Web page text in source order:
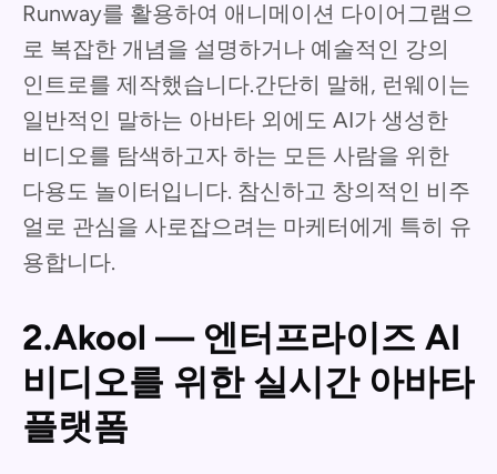
Runway를 활용하여 애니메이션 다이어그램으
로 복잡한 개념을 설명하거나 예술적인 강의
인트로를 제작했습니다.간단히 말해, 런웨이는
일반적인 말하는 아바타 외에도 AI가 생성한
비디오를 탐색하고자 하는 모든 사람을 위한
다용도 놀이터입니다. 참신하고 창의적인 비주
얼로 관심을 사로잡으려는 마케터에게 특히 유
용합니다.
2.Akool — 엔터프라이즈 AI
비디오를 위한 실시간 아바타
플랫폼